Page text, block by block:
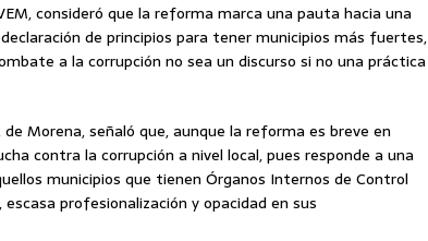
consideró que la reforma marca una pauta hacia una
de principios para tener municipios más fuertes,
a la corrupción no sea un discurso si no una práctica
Morena, señaló que, aunque la reforma es breve en
contra la corrupción a nivel local, pues responde a una
municipios que tienen Órganos Internos de Control
profesionalización y opacidad en sus